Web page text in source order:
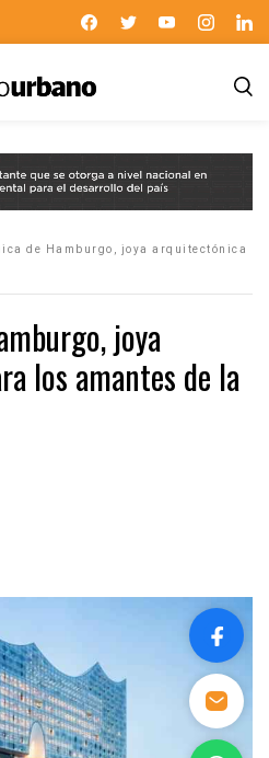
de Hamburgo, joya arquitectónica
joya
los amantes de la